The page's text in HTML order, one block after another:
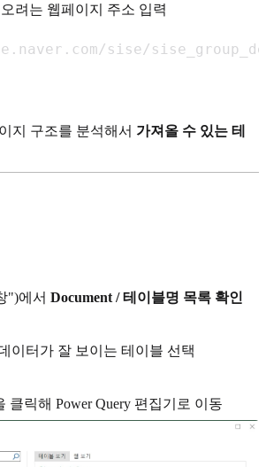
려는 웹페이지 주소 입력
sise/
지 구조를 분석해서 가져올 수 있는 테
")에서 Document / 테이블명 목록 확인
이터가 잘 보이는 테이블 선택
클릭해 Power Query 편집기로 이동